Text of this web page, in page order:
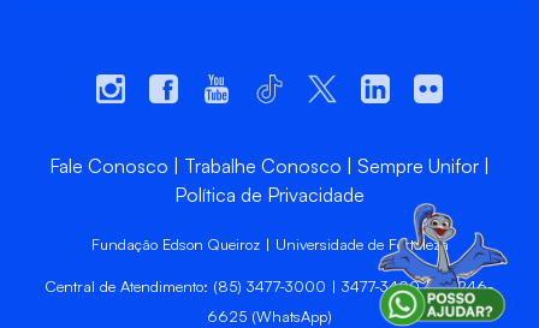
Fale Conosco Trabalhe Conosco
Sempre Unifor
Política de Privacidade
Fundação Edson Queiroz | Universidade de Fortaleza
Central de Atendimento: (85) 3477-3000 | 3477-3400 | 99246-
6625 (WhatsApp)